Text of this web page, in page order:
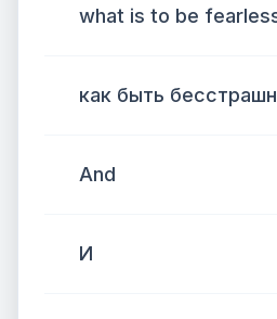
what is to be
как быть
And
И